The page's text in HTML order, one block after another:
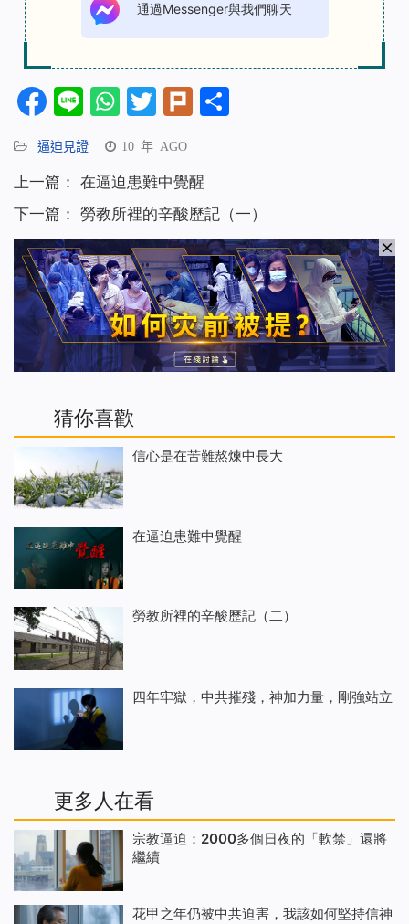
通過Messenger與我們聊天
Facebook
LineWhatsApp
Twitter
Plurk
逼迫見證 10 年 AGO
上一篇： 在逼迫患難中覺醒
下一篇： 勞教所裡的辛酸歷記（一）
猜你喜歡
信心是在苦難熬煉中長大
在逼迫患難中覺醒
勞教所裡的辛酸歷記（二）
四年牢獄，中共摧殘，神加力量，剛強站立
更多人在看
宗教逼迫：2000多個日夜的「軟禁」還將
繼續
花甲之年仍被中共迫害，我該如何堅持信神